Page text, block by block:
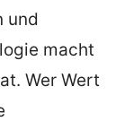
und
macht
Wer Wert